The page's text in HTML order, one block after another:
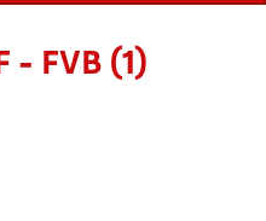
- FVB (1)